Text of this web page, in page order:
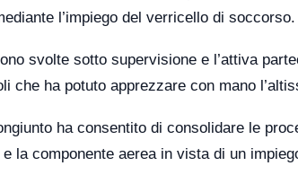
l’impiego del verricello di soccorso.
svolte sotto supervisione e l’attiva
che ha potuto apprezzare con mano
ha consentito di consolidare le
e la componente aerea in vista di un